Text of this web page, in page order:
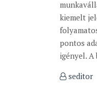
kiemelt
pontos
igényel. A
seditor